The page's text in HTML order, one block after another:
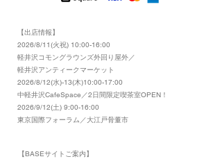
【出店情報】
2026/8/11(火祝) 10:00-16:00
​軽井沢コモングラウンズ外回り屋外／
軽井沢アンティークマーケット
2026/8/12(水)-13(木)10:00-17:00
​中軽井沢CafeSpace／2日間限定喫茶室OPEN！
2026/9/12(土) 9:00-16:00
東京国際フォーラム／大江戸骨董市
【BASEサイトご案内】